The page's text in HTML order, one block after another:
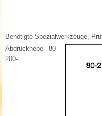
Benötigte Spezialwerkzeuge,
Abdrückhebel -80 -
200-